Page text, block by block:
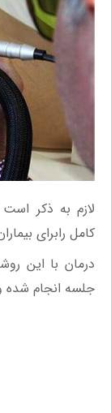
لازم به ذکر
کامل رابرای
درمان با این
جلسه انجام شده